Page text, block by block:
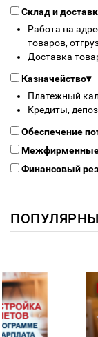
Склад и
Работа на
товаров,
Доставка
Казначейство▾
Платежный
Кредиты,
Обеспечение
Финансовый